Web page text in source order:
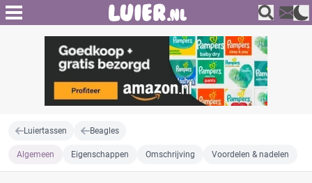
Luiertassen Beagles
Algemeen Eigenschappen Omschrijving Voordelen & nadelen